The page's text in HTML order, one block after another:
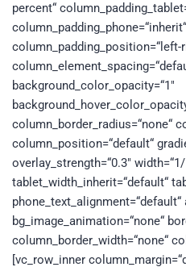
percent“
column_padding_phone=“inherit“
column_padding_position=“left-
background_color_opacity=“1″
column_border_radius=“none“
column_position=“default“
overlay_strength=“0.3″ width=“1/
tablet_width_inherit=“default“
bg_image_animation=“none“
column_border_width=“none“
[vc_row_inner